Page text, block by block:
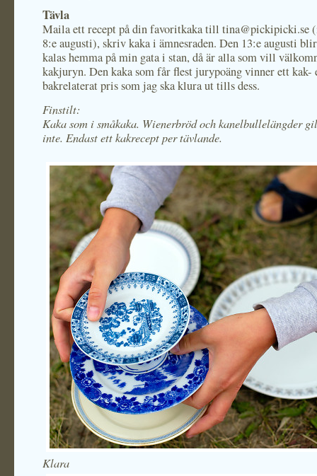
Tävla
Maila ett recept på din favoritkaka till tina@pickipicki.se
8:e augusti), skriv kaka i ämnesraden. Den 13:e augusti
kalas hemma på min gata i stan, då är alla som vill
kakjuryn. Den kaka som får flest jurypoäng vinner ett kak-
bakrelaterat pris som jag ska klura ut tills dess.
Finstilt:
Kaka som i småkaka. Wienerbröd och kanelbullelängder
inte. Endast ett kakrecept per tävlande.
Klara